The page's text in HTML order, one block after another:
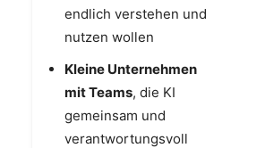
endlich verstehen und
nutzen wollen
Kleine Unternehmen
mit Teams, die KI
gemeinsam und
verantwortungsvoll